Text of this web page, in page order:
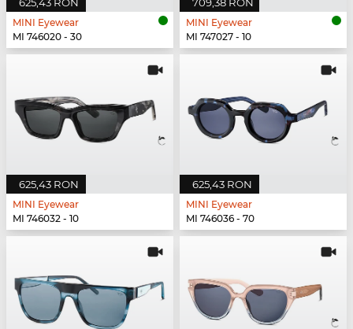
MINI Eyewear
MI 746020 - 30
MINI Eyewear
MI 747027 - 10
625,43 RON
MINI Eyewear
MI 746032 - 10
625,43 RON
MINI Eyewear
MI 746036 - 70